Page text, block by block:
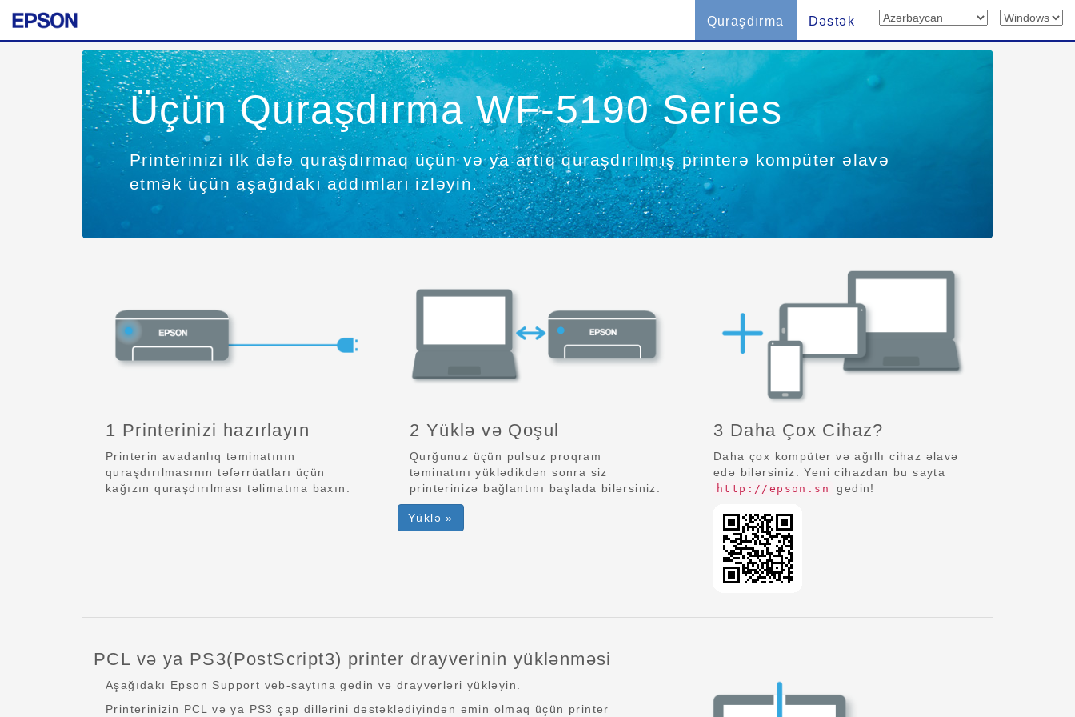
Quraşdırma Dəstək
Üçün Quraşdırma WF-5190 Series
Printerinizi ilk dəfə quraşdırmaq üçün və ya artıq quraşdırılmış printerə kompüter əlavə
etmək üçün aşağıdakı addımları izləyin.
1 Printerinizi hazırlayın
Printerin avadanlıq təminatının
quraşdırılmasının təfərrüatları üçün
kağızın quraşdırılması təlimatına baxın.
2 Yüklə və Qoşul
Qurğunuz üçün pulsuz proqram
təminatını yüklədikdən sonra siz
printerinizə bağlantını başlada bilərsiniz.
Yüklə »
3 Daha Çox Cihaz?
Daha çox kompüter və ağıllı cihaz əlavə
edə bilərsiniz. Yeni cihazdan bu sayta
http://epson.sn gedin!
PCL və ya PS3(PostScript3) printer drayverinin yüklənməsi
Aşağıdakı Epson Support veb-saytına gedin və drayverləri yükləyin.
Printerinizin PCL və ya PS3 çap dillərini dəstəklədiyindən əmin olmaq üçün printer